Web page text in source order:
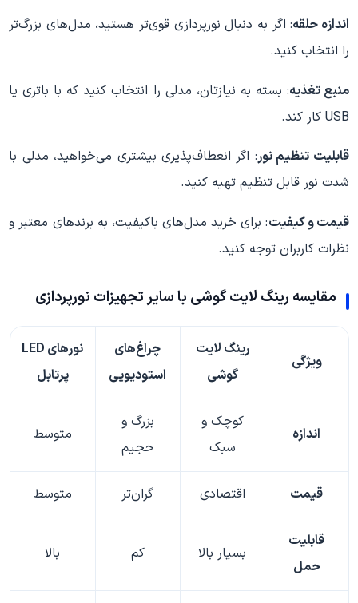
اندازه حلقه: اگر به دنبال نورپردازی قوی‌تر هستید، مدل‌های بزرگ‌تر
را انتخاب کنید.
منبع تغذیه: بسته به نیازتان، مدلی را انتخاب کنید که با باتری یا
USB کار کند.
قابلیت تنظیم نور: اگر انعطاف‌پذیری بیشتری می‌خواهید، مدلی با
شدت نور قابل تنظیم تهیه کنید.
قیمت و کیفیت: برای خرید مدل‌های باکیفیت، به برندهای معتبر و
نظرات کاربران توجه کنید.
مقایسه رینگ لایت گوشی با سایر تجهیزات نورپردازی
ویژگی
رینگ لایت
گوشی
چراغ‌های
استودیویی
نورهای LED
پرتابل
اندازه
کوچک و
سبک
بزرگ و
حجیم
متوسط
قیمت اقتصادی گران‌تر متوسط
قابلیت
حمل
بسیار بالا کم بالا